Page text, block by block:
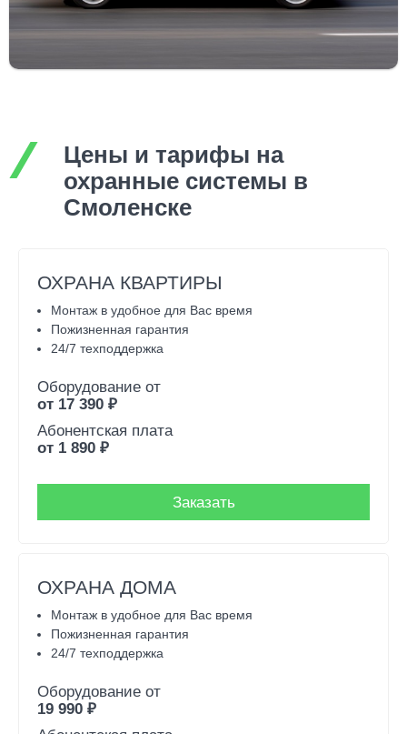
Цены и тарифы на
охранные системы в
Смоленске
ОХРАНА КВАРТИРЫ
Монтаж в удобное для Вас время
Пожизненная гарантия
24/7 техподдержка
Оборудование от
от 17 390 ₽
Абонентская плата
от 1 890 ₽
Заказать
ОХРАНА ДОМА
Монтаж в удобное для Вас время
Пожизненная гарантия
24/7 техподдержка
Оборудование от
19 990 ₽